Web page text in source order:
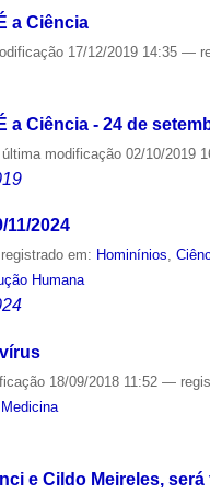
a Ciência
17/12/2019 14:35—
Ciência - 24 de
última modificação 02/10/2019
11/2024
em: Hominínios,
Humana
18/09/2018 11:52—
Medicina
e Cildo Meireles,